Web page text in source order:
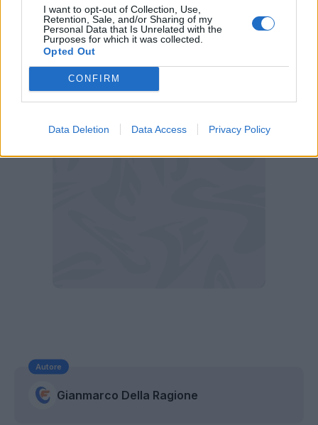
I want to opt-out of Collection, Use,
Retention, Sale, and/or Sharing of my
Personal Data that Is Unrelated with the
Purposes for which it was collected.
Opted Out
CONFIRM
Data Deletion Data Access Privacy Policy
segnato due gol. Sono statistiche per me,
ovviamente è un lusso poter competere con
loro ma sono solo statistiche. Ronaldo per me
è stato il più grande goleador e non è primo. È
una statistica”.
Autore
Gianmarco Della Ragione